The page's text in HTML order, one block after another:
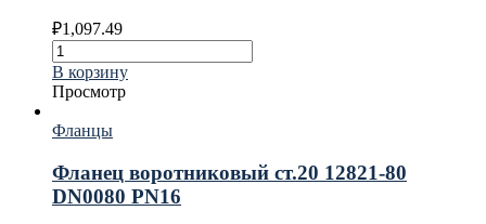
₽1,097.49
В корзину
Просмотр
Фланцы
Фланец воротниковый ст.20 12821-80
DN0080 PN16